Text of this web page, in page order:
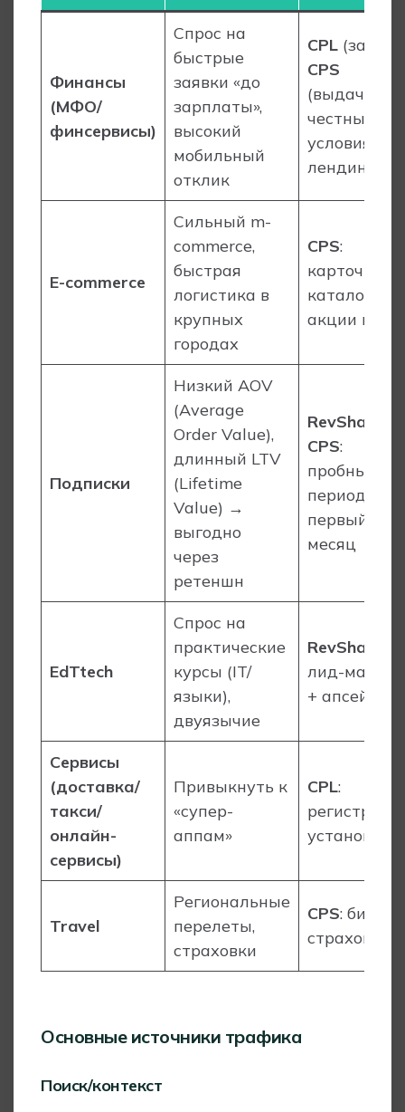
Финансы
(МФО/
финсервисы)
Спрос на
быстрые
заявки «до
зарплаты»,
высокий
мобильный
отклик
CPL
CPS
(выдача),
честные
условия на
лендинге
E-commerce
Сильный m-
commerce,
быстрая
логистика в
крупных
городах
CPS:
карточки,
каталоги,
акции в KZT
Подписки
Низкий AOV
(Average
Order Value),
длинный LTV
(Lifetime
Value) →
выгодно
через
ретеншн
RevShare
CPS:
пробный
период
первый
месяц
EdTtech
Спрос на
практические
курсы (IT/
языки),
двуязычие
RevShare
лид-
+ апсейл
Сервисы
(доставка/
такси/
онлайн-
сервисы)
Привыкнуть к
«супер-
аппам»
CPL:
установка
Travel
Региональные
перелеты,
страховки
CPS:
страховки
Основные источники трафика
Поиск/контекст